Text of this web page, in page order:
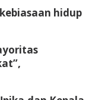
hidup